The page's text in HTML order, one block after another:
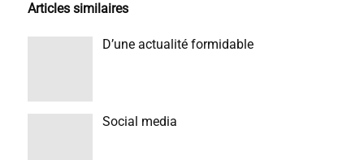
Articles similaires
D’une actualité formidable
Social media